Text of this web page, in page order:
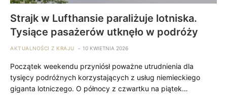
Strajk w Lufthansie paraliżuje lotniska.
Tysiące pasażerów utknęło w podróży
AKTUALNOŚCI Z KRAJU 10 KWIETNIA 2026
Początek weekendu przyniósł poważne utrudnienia dla
tysięcy podróżnych korzystających z usług niemieckiego
giganta lotniczego. O północy z czwartku na piątek…